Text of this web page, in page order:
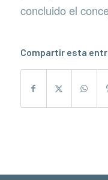
concluido el
Compartir esta